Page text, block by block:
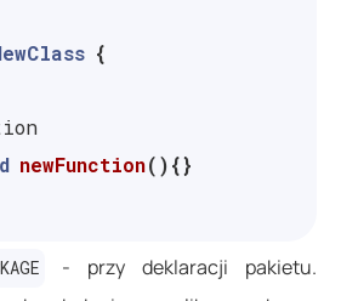
{
newFunction(){}
- przy deklaracji pakietu.